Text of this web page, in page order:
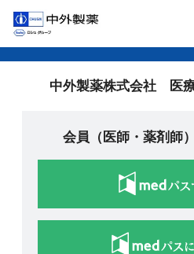
中外製薬株式会社 医
会員（医師・薬剤師